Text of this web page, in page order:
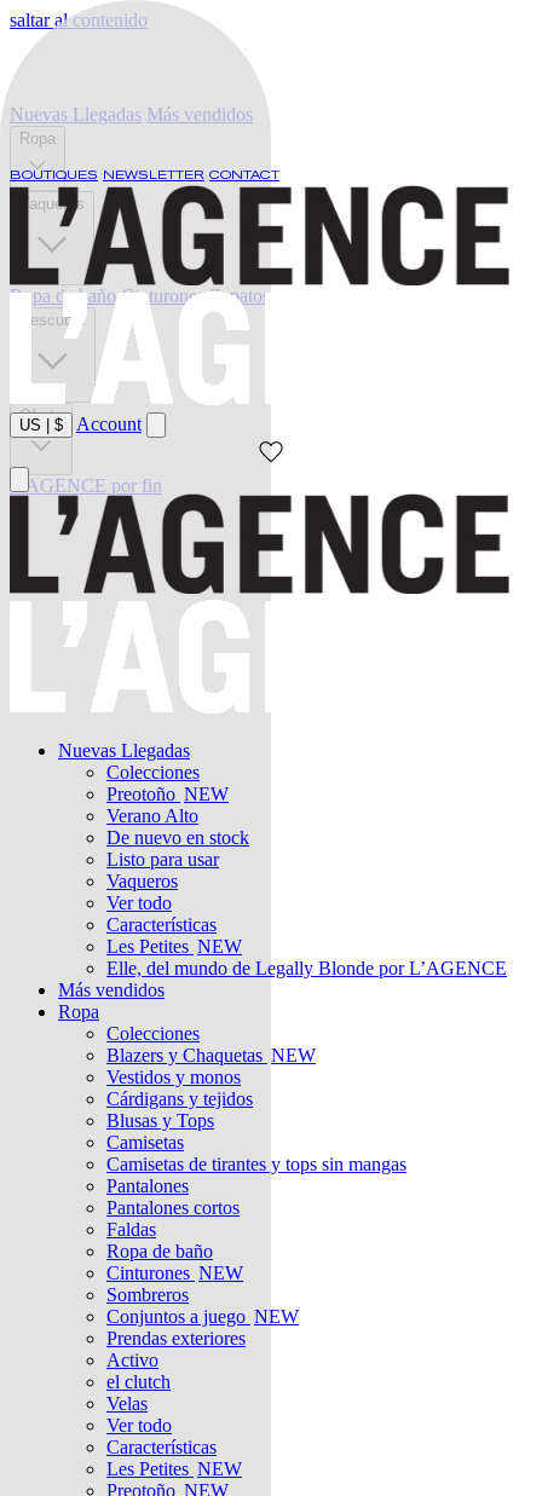
saltar al contenido
BOUTIQUES NEWSLETTER CONTACT
US $ Account
Nuevas Llegadas
Colecciones
Preotoño NEW
Verano Alto
De nuevo en stock
Listo para usar
Vaqueros
Ver todo
Características
Les Petites NEW
Elle, del mundo de Legally Blonde por L’AGENCE
Más vendidos
Ropa
Colecciones
Blazers y Chaquetas NEW
Vestidos y monos
Cárdigans y tejidos
Blusas y Tops
Camisetas
Camisetas de tirantes y tops sin mangas
Pantalones
Pantalones cortos
Faldas
Ropa de baño
Cinturones NEW
Sombreros
Conjuntos a juego NEW
Prendas exteriores
Activo
el clutch
Velas
Ver todo
Características
Les Petites NEW
Preotoño NEW
Nuevas Llegadas Más vendidos
Ropa
Vaqueros
Ropa de baño Cinturones Zapatos
Descubrir
Oferta
L'AGENCE por fin